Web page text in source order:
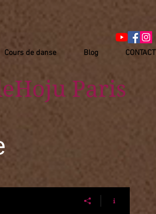
Cours de danse Blog CONTACT
Paris